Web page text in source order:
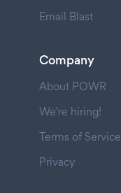
Email Blast
Company
About POWR
We're hiring!
Terms of Service
Privacy